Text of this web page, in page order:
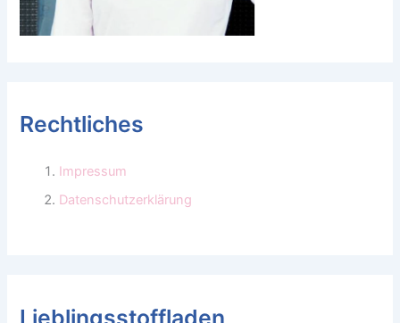
Rechtliches
Impressum
Datenschutzerklärung
Lieblingsstoffladen